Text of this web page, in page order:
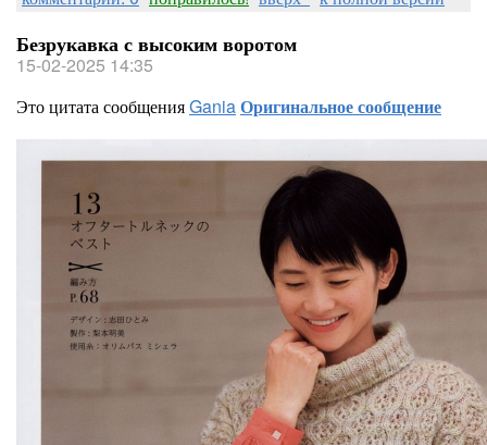
Безрукавка с высоким воротом
15-02-2025 14:35
Это цитата сообщенияGaniaОригинальное сообщение